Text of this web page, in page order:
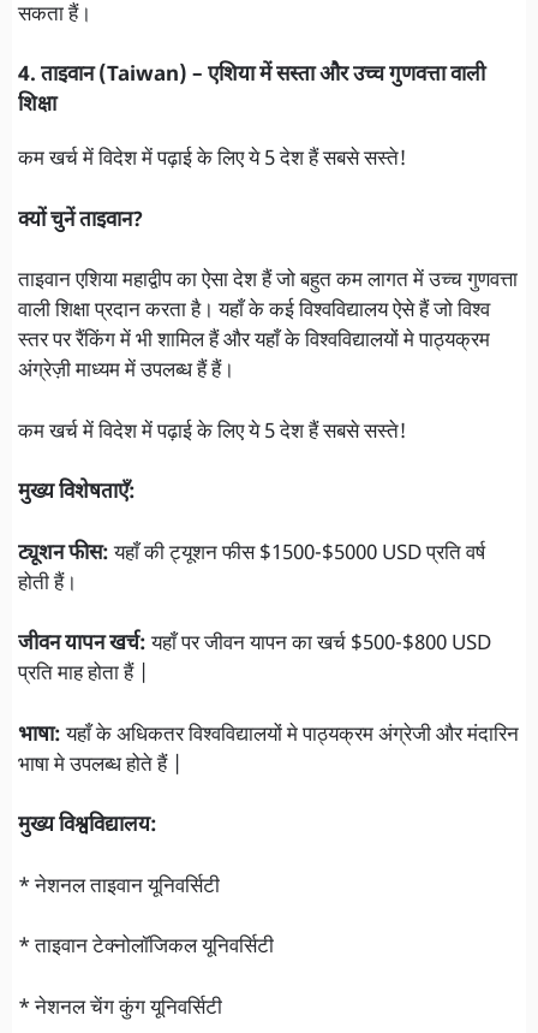
सकता हैं।
4. ताइवान (Taiwan) – एशिया में सस्ता और उच्च गुणवत्ता वाली
शिक्षा
कम खर्च में विदेश में पढ़ाई के लिए ये 5 देश हैं सबसे सस्ते!
क्यों चुनें ताइवान?
ताइवान एशिया महाद्वीप का ऐसा देश हैं जो बहुत कम लागत में उच्च गुणवत्ता
वाली शिक्षा प्रदान करता है। यहाँ के कई विश्वविद्यालय ऐसे हैं जो विश्व
स्तर पर रैंकिंग में भी शामिल हैं और यहाँ के विश्वविद्यालयों मे पाठ्यक्रम
अंग्रेज़ी माध्यम में उपलब्ध हैं हैं।
कम खर्च में विदेश में पढ़ाई के लिए ये 5 देश हैं सबसे सस्ते!
मुख्य विशेषताएँ:
ट्यूशन फीस:यहाँ की ट्यूशन फीस $1500-$5000 USD प्रति वर्ष
होती हैं।
जीवन यापन खर्च:यहाँ पर जीवन यापन का खर्च $500-$800 USD
प्रति माह होता हैं |
भाषा:यहाँ के अधिकतर विश्वविद्यालयों मे पाठ्यक्रम अंग्रेजी और मंदारिन
भाषा मे उपलब्ध होते हैं |
मुख्य विश्वविद्यालय:
* नेशनल ताइवान यूनिवर्सिटी
* ताइवान टेक्नोलॉजिकल यूनिवर्सिटी
* नेशनल चेंग कुंग यूनिवर्सिटी